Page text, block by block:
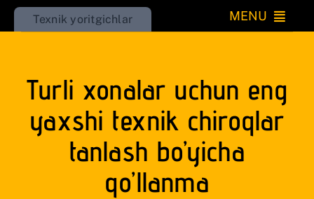
Skip
to
Texnik yoritgichlar MENU
Kichik
O’rnatiladigan
Turli xonalar uchun eng
yaxshi texnik chiroqlar
tanlash bo’yicha
qo’llanma